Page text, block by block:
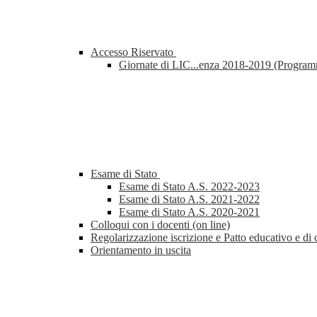
Accesso Riservato
Giornate di LIC...enza 2018-2019
Esame di Stato
Esame di Stato A.S. 2022-2023
Esame di Stato A.S. 2021-2022
Esame di Stato A.S. 2020-2021
Colloqui con i docenti (on line)
Regolarizzazione iscrizione e Patto educativo e di
Orientamento in uscita